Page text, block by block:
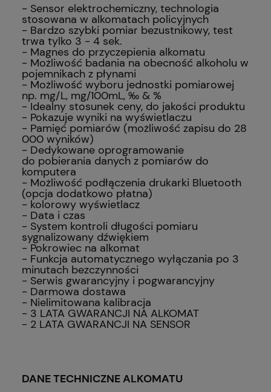
- Sensor elektrochemiczny, technologia
stosowana w alkomatach policyjnych
- Bardzo szybki pomiar bezustnikowy, test
trwa tylko 3 - 4 sek.
- Magnes do przyczepienia alkomatu
- Możliwość badania na obecność alkoholu w
pojemnikach z płynami
- Możliwość wyboru jednostki pomiarowej
np. mg/L, mg/100mL, ‰ & %
- Idealny stosunek ceny, do jakości produktu
- Pokazuje wyniki na wyświetlaczu
- Pamięć pomiarów (możliwość zapisu do 28
000 wyników)
- Dedykowane oprogramowanie
do pobierania danych z pomiarów do
komputera
- Możliwość podłączenia drukarki Bluetooth
(opcja dodatkowo płatna)
- kolorowy wyświetlacz
- Data i czas
- System kontroli długości pomiaru
sygnalizowany dźwiękiem
- Pokrowiec na alkomat
- Funkcja automatycznego wyłączania po 3
minutach bezczynności
- Serwis gwarancyjny i pogwarancyjny
- Darmowa dostawa
- Nielimitowana kalibracja
- 3 LATA GWARANCJI NA ALKOMAT
- 2 LATA GWARANCJI NA SENSOR
DANE TECHNICZNE ALKOMATU